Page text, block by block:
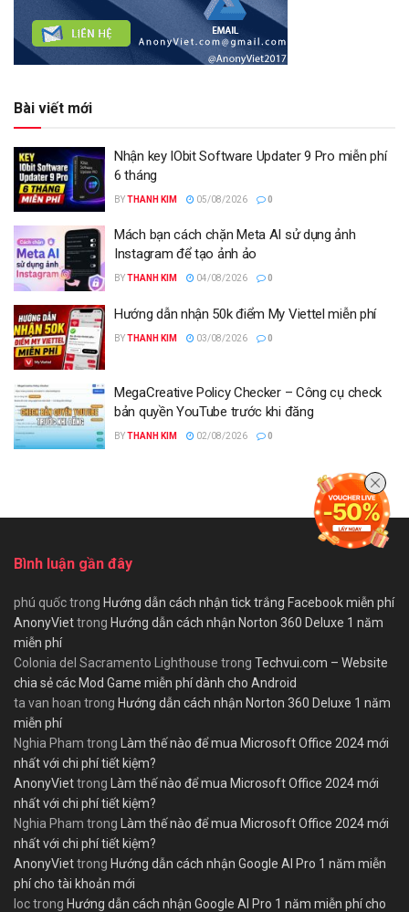
Bài viết mới
Nhận key IObit Software Updater 9 Pro miễn phí
6 tháng
BYTHANH KIM 05/08/2026 0
Mách bạn cách chặn Meta AI sử dụng ảnh
Instagram để tạo ảnh ảo
BYTHANH KIM 04/08/2026 0
Hướng dẫn nhận 50k điểm My Viettel miễn phí
BYTHANH KIM 03/08/2026 0
MegaCreative Policy Checker – Công cụ check
bản quyền YouTube trước khi đăng
BYTHANH KIM 02/08/2026 0
Bình luận gần đây
phú quốctrong Hướng dẫn cách nhận tick trắng Facebook miễn phí
AnonyViettrong Hướng dẫn cách nhận Norton 360 Deluxe 1 năm
miễn phí
Colonia del Sacramento Lighthouse trong Techvui.com – Website
chia sẻ các Mod Game miễn phí dành cho Android
ta van hoan trong Hướng dẫn cách nhận Norton 360 Deluxe 1 năm
miễn phí
Nghia Pham trong
Làm thế nào để mua Microsoft Office 2024 mới
nhất với chi phí tiết kiệm?
AnonyViettrong
Làm thế nào để mua Microsoft Office 2024 mới
nhất với chi phí tiết kiệm?
Nghia Pham trong
Làm thế nào để mua Microsoft Office 2024 mới
nhất với chi phí tiết kiệm?
AnonyViettrong Hướng dẫn cách nhận Google AI Pro 1 năm miễn
phí cho tài khoản mới
loctrong Hướng dẫn cách nhận Google AI Pro 1 năm miễn phí cho